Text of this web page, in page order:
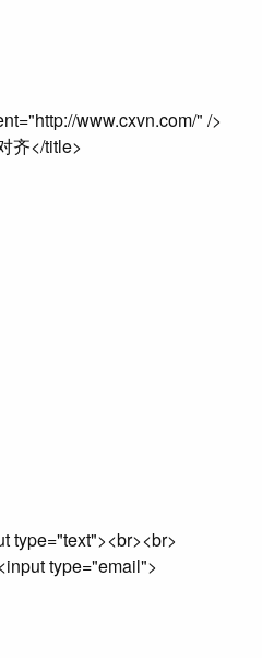
www.cxvn.com/" />
齐</title>
type="text"><br><br>
type="email">